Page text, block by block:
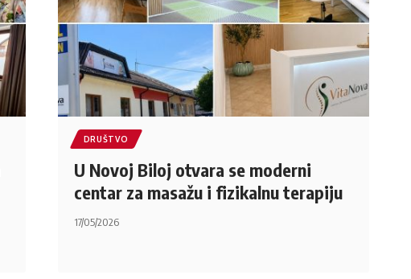
DRUŠTVO
U Novoj Biloj otvara se moderni
centar za masažu i fizikalnu terapiju
17/05/2026